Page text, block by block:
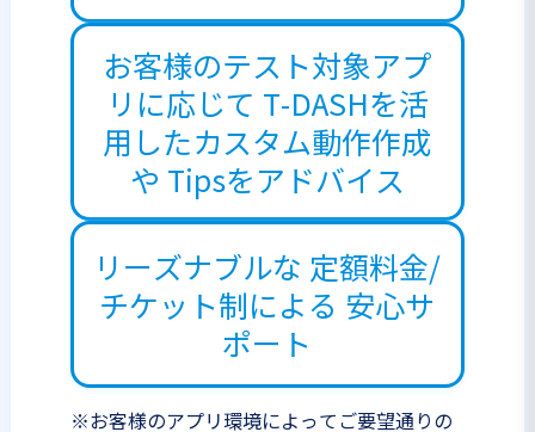
お客様のテスト対象アプ
リに応じて T-DASHを活
用したカスタム動作作成
や Tipsをアドバイス
リーズナブルな 定額料金/
チケット制による 安心サ
ポート
※お客様のアプリ環境によってご要望通りの